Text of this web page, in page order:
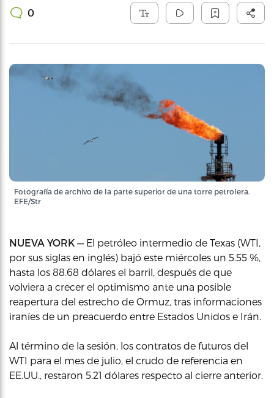
0
Fotografía de archivo de la parte superior de una torre petrolera.
EFE/Str
NUEVA YORK — El petróleo intermedio de Texas (WTI,
por sus siglas en inglés) bajó este miércoles un 5.55 %,
hasta los 88.68 dólares el barril, después de que
volviera a crecer el optimismo ante una posible
reapertura del estrecho de Ormuz, tras informaciones
iraníes de un preacuerdo entre Estados Unidos e Irán.
Al término de la sesión, los contratos de futuros del
WTI para el mes de julio, el crudo de referencia en
EE.UU., restaron 5.21 dólares respecto al cierre anterior.